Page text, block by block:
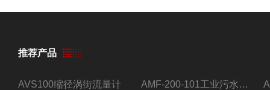
推荐产品
AVS100缩径涡街流量计 AMF-200-101工业污水流量计